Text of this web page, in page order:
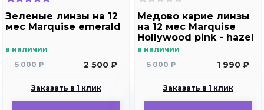
Зеленые линзы на 12
мес Marquise emerald
в наличии
5 000 ₽
2 500 ₽
Заказать в 1 клик
Медово карие линзы
на 12 мес Marquise
Hollywood pink - hazel
в наличии
5 000 ₽
1 990 ₽
Заказать в 1 клик